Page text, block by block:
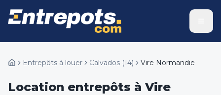
Entrepôts à louer Calvados (14) Vire Normandie
Location entrepôts à Vire